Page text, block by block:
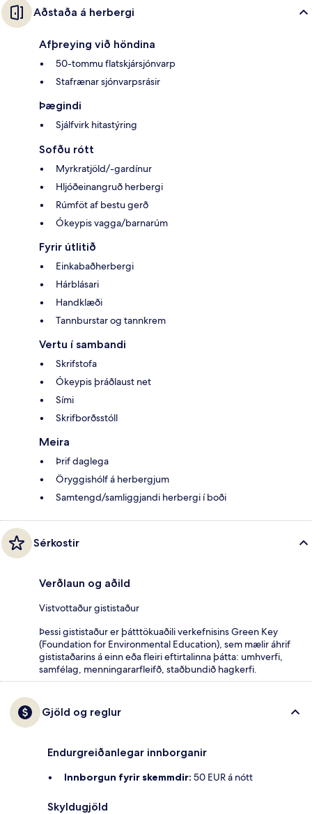
Aðstaða á herbergi
Afþreying við höndina
50-tommu flatskjársjónvarp
Stafrænar sjónvarpsrásir
Þægindi
Sjálfvirk hitastýring
Sofðu rótt
Myrkratjöld/-gardínur
Hljóðeinangruð herbergi
Rúmföt af bestu gerð
Ókeypis vagga/barnarúm
Fyrir útlitið
Einkabaðherbergi
Hárblásari
Handklæði
Tannburstar og tannkrem
Vertu í sambandi
Skrifstofa
Ókeypis þráðlaust net
Sími
Skrifborðsstóll
Meira
Þrif daglega
Öryggishólf á herbergjum
Samtengd/samliggjandi herbergi í boði
Sérkostir
Verðlaun og aðild
Vistvottaður gististaður
Þessi gististaður er þátttökuaðili verkefnisins Green Key
(Foundation for Environmental Education), sem mælir áhrif
gististaðarins á einn eða fleiri eftirtalinna þátta: umhverfi,
samfélag, menningararfleifð, staðbundið hagkerfi.
Gjöld og reglur
Endurgreiðanlegar innborganir
Innborgun fyrir skemmdir: 50 EUR á nótt
Skyldugjöld